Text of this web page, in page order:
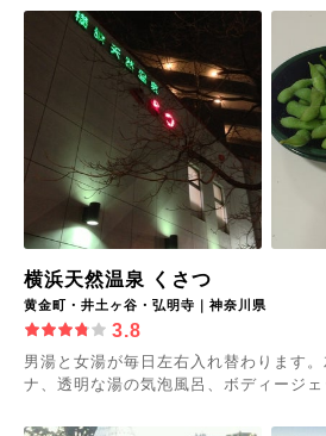
横浜天然温泉 くさつ
黄金町・井土ヶ谷・弘明寺｜神奈川県
3.8
男湯と女湯が毎日左右入れ替わります
ナ、透明な湯の気泡風呂、ボディージ